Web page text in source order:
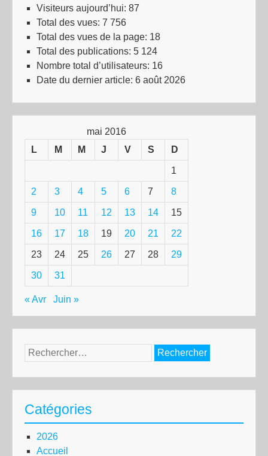
Visiteurs aujourd’hui: 87
Total des vues: 7 756
Total des vues de la page: 18
Total des publications: 5 124
Nombre total d’utilisateurs: 16
Date du dernier article: 6 août 2026
mai 2016
L
M M J V S D
1
2 3 4 5 6 7 8
9 10 11 12 13 14 15
16 17 18 19 20 21 22
23 24 25 26 27 28 29
30 31
« Avr Juin »
Rechercher :
Catégories
2026
Accueil